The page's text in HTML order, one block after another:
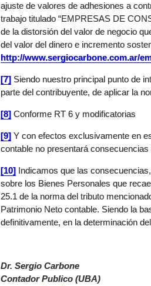
ajuste de valores de adhesiones a
trabajo titulado “EMPRESAS DE
de la distorsión del valor de negocio
del valor del dinero e incremento
http://www.sergiocarbone.com.ar/
[7] Siendo nuestro principal punto de
parte del contribuyente, de aplicar la
[8] Conforme RT 6 y modificatorias
[9] Y con efectos exclusivamente en
contable no presentará consecuencias
[10] Indicamos que las
sobre los Bienes Personales que
25.1 de la norma del tributo
Patrimonio Neto contable. Siendo la
definitivamente, en la determinación
Dr. Sergio Carbone
Contador Publico (UBA)